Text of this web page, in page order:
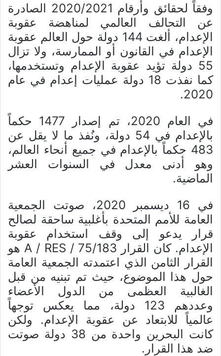
وفقاً لحقائق وأرقام 2020/2021 الصادرة
عن التحالف العالمي لمناهضة عقوبة
الإعدام، ألغت 144 دولة حول العالم عقوبة
الإعدام في القانون أو الممارسة، ولا تزال
55 دولة تؤيد عقوبة الإعدام وتستخدمها،
كما نفذت 18 دولة عمليات إعدام في عام
2020.
في العام 2020، تم إصدار 1477 حكماً
بالإعدام في 54 دولة، ونُفذ ما لا يقل عن
483 حكماً بالإعدام في جميع أنحاء العالم،
وهو أدنى معدل في السنوات العشر
الماضية.
في 16 ديسمبر 2020، صوتت الجمعية
العامة للأمم المتحدة بأغلبية ساحقة لصالح
قرار يدعو إلى وقف استخدام عقوبة
الإعدام. كان القرار A / RES / 75/183 هو
القرار الثامن الذي اعتمدته الجمعية العامة
حول هذا الموضوع، حيث تم تبنيه من قبل
الغالبية العظمى من الدول الأعضاء
وعددهم 123 دولة، مما يعكس توجهاً
عالمياً للابتعاد عن عقوبة الإعدام. ولكن
كانت البحرين واحدة من 38 دولة صوتت
ضد هذا القرار.